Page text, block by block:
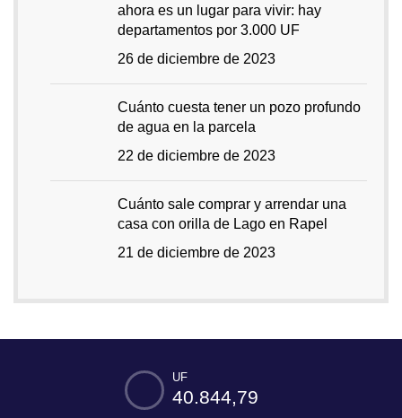
ahora es un lugar para vivir: hay
departamentos por 3.000 UF
26 de diciembre de 2023
Cuánto cuesta tener un pozo profundo
de agua en la parcela
22 de diciembre de 2023
Cuánto sale comprar y arrendar una
casa con orilla de Lago en Rapel
21 de diciembre de 2023
UF
40.844,79